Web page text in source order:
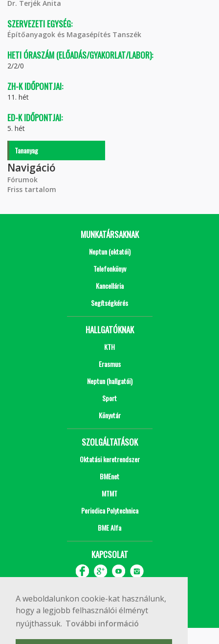
A weboldalunkon cookie-kat használunk,
hogy a legjobb felhasználói élményt
nyújthassuk. További információ
Dr. Terjék Anita
SZERVEZETI EGYSÉG:
Építőanyagok és Magasépítés Tanszék
HETI ÓRASZÁM (ELŐADÁS/GYAKORLAT/LABOR):
2/2/0
ZH-K IDŐPONTJAI:
11. hét
ED-K IDŐPONTJAI:
5. hét
Tananyag
Navigáció
Fórumok
Friss tartalom
MUNKATÁRSAKNAK
Neptun (oktatói)
Telefonkönyv
Kancellária
Segítségkérés
HALLGATÓKNAK
KTH
Erasmus
Neptun (hallgatói)
Sport
Könyvtár
SZOLGÁLTATÁSOK
Oktatási keretrendszer
BMEnet
MTMT
Periodica Polytechnica
BME Alfa
KAPCSOLAT